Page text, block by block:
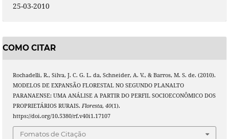
25-03-2010
COMO CITAR
Rochadelli, R., Silva, J. C. G. L. da, Schneider, A. V., & Barros, M. S. de. (2010).
MODELOS DE EXPANSÃO FLORESTAL NO SEGUNDO PLANALTO
PARANAENSE: UMA ANÁLISE A PARTIR DO PERFIL SOCIOECONÔMICO DOS
PROPRIETÁRIOS RURAIS. Floresta, 40(1).
https://doi.org/10.5380/rf.v40i1.17107
Fomatos de Citação